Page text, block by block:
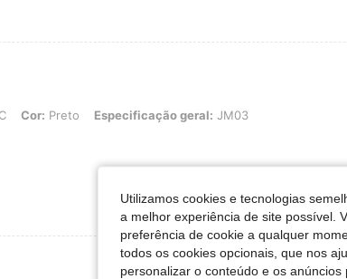
Preto, Especificação geral: JM03
C Cor: Preto Especificação geral: JM03
Ver Mais Avaliações
Utilizamos cookies e tecnologias
a melhor experiência de site possível.
preferência de cookie a qualquer
todos os cookies opcionais, que nos
personalizar o conteúdo e os